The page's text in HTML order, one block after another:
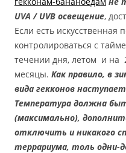
UVA / UVB освещение,
Если есть искусственная
контролироваться с
течении дня, летом и на
месяцы. Как правило, в
вида гекконов
Температура должна
(максимально),
отключить и никакого
террариума, толь одни-